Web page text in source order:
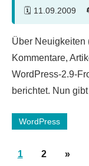
11.09.2009
Kommentare
Über Neuigkeiten
Kommentare,
WordPress-2.9-
berichtet. Nun
WordPress
1 2 »